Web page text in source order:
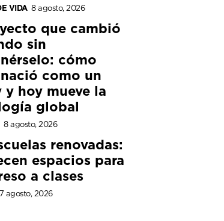
VIDA 8 agosto, 2026
que cambió
sin
cómo
como un
y hoy mueve la
global
8 agosto, 2026
renovadas:
espacios para
a clases
7 agosto, 2026